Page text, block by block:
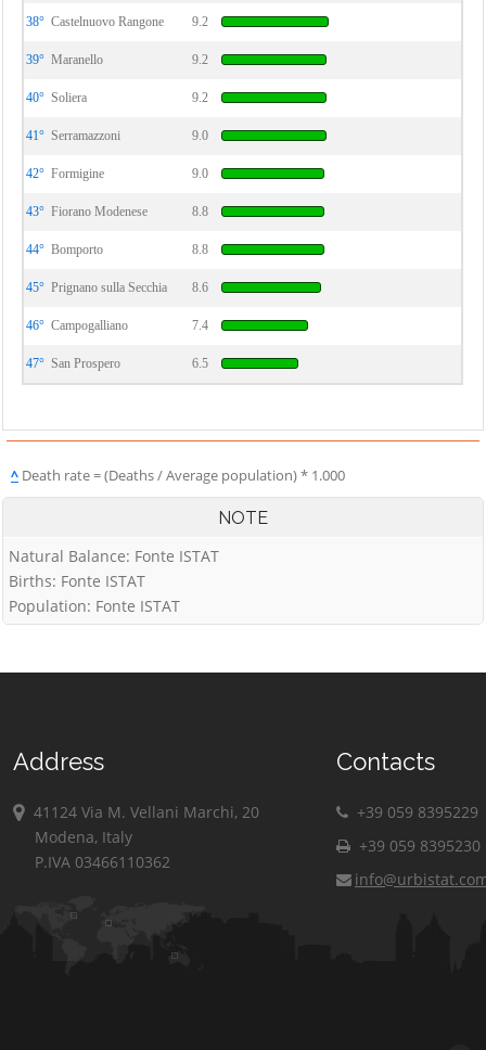
38° Castelnuovo Rangone 9.2
39° Maranello 9.2
40° Soliera 9.2
41° Serramazzoni 9.0
42° Formigine 9.0
43° Fiorano Modenese 8.8
44° Bomporto 8.8
45° Prignano sulla Secchia 8.6
46° Campogalliano 7.4
47° San Prospero 6.5
^ Death rate = (Deaths / Average population) * 1.000
NOTE
Natural Balance: Fonte ISTAT
Births: Fonte ISTAT
Population: Fonte ISTAT
Address
41124 Via M. Vellani Marchi, 20
Modena, Italy
P.IVA 03466110362
Contacts
+39 059 8395229
+39 059 8395230